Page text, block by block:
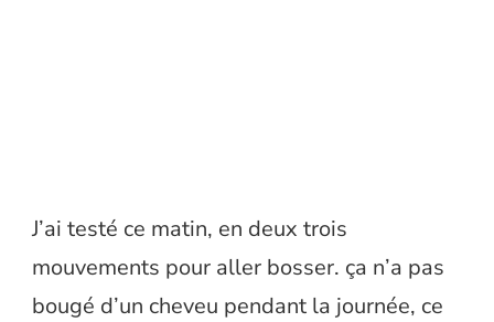
J’ai testé ce matin, en deux trois
mouvements pour aller bosser. ça n’a pas
bougé d’un cheveu pendant la journée, ce